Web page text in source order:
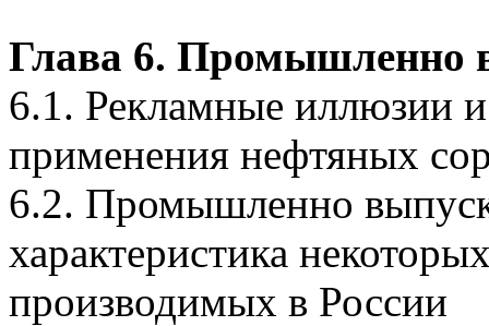
Глава 6. Промышленно
6.1. Рекламные иллюзии
применения нефтяных
6.2. Промышленно
характеристика
производимых в России